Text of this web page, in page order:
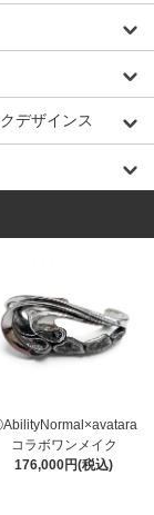
デザインス
コラボワンメイク
176,000円(税込)